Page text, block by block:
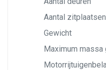
Aantal zitplaatsen
Gewicht
Maximum massa